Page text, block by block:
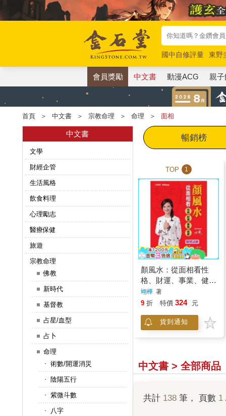
國中自修評量
東野
唯紅花綻放
奧德賽
會員獎勵 中文書 動漫ACG 親
首頁 ＞ 中文書 ＞ 宗教命理 ＞ 命理 ＞ 面相
中文書
文學
財經企管
生活風格
飲食料理
心理勵志
醫療保健
旅遊
宗教命理
佛教
新時代
基督教
占星/血型
占卜
命理
術數/開運消災
陰陽五行
紫微斗數
八字
暢銷榜
TOP 1
顏風水：從面相看性
格、財運、事業、健康
(附贈開運手鍊)-命運好
好玩 6
翊樺著
9 折 特價 324 元
貨到通知
中文書 > 全部商品
共計 138 筆， 頁數 1